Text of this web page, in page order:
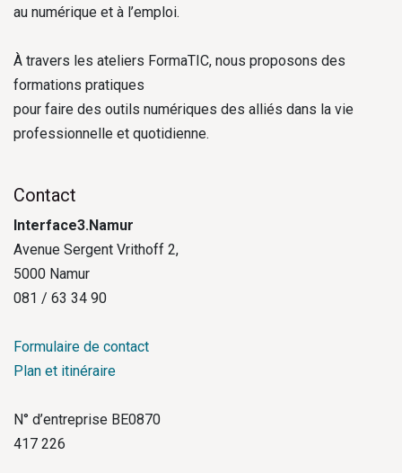
au numérique et à l’emploi.
À travers les ateliers FormaTIC, nous proposons des
formations pratiques
pour faire des outils numériques des alliés dans la vie
professionnelle et quotidienne.
Contact
Interface3.Namur
Avenue Sergent Vrithoff 2,
5000 Namur
081 / 63 34 90
Formulaire de contact
Plan et itinéraire
N° d’entreprise BE0870
417 226